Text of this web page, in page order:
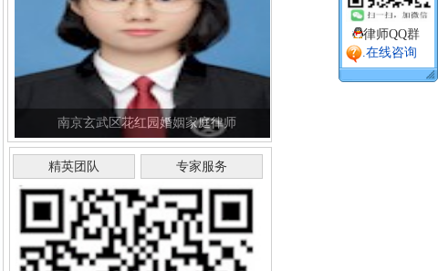
南京玄武区花红园婚姻家庭律师
精英团队 专家服务
律师QQ群
.在线咨询